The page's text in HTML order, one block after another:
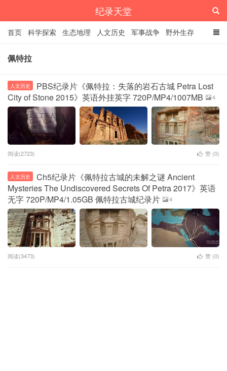
纪录天堂
首页 科学探索 生态地理 人文历史 军事战争 野外生存
经典纪录
佩特拉
人文历史
PBS纪录片《佩特拉：失落的岩石古城 Petra Lost
City of Stone 2015》英语外挂英字 720P/MP4/1007MB
4
阅读(2723) 赞 (0)
人文历史
Ch5纪录片《佩特拉古城的未解之谜 Ancient
Mysteries The Undiscovered Secrets Of Petra 2017》英语
无字 720P/MP4/1.05GB 佩特拉古城纪录片
4
阅读(3473) 赞 (0)